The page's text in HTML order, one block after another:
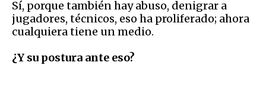
Sí, porque también hay abuso, denigrar a
jugadores, técnicos, eso ha proliferado; ahora
cualquiera tiene un medio.
¿Y su postura ante eso?